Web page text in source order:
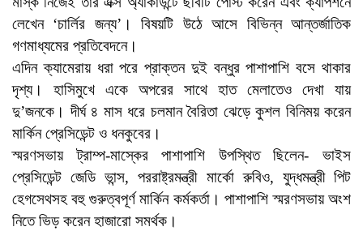
লেখেন ‘চার্লির জন্য’। বিষয়টি উঠে আসে বিভিন্ন আন্তর্জাতিক
গণমাধ্যমের প্রতিবেদনে।
এদিন ক্যামেরায় ধরা পরে প্রাক্তন দুই বন্ধুর পাশাপাশি বসে থাকার
দৃশ্য। হাসিমুখে একে অপরের সাথে হাত মেলাতেও দেখা যায়
দু’জনকে। দীর্ঘ ৪ মাস ধরে চলমান বৈরিতা ঝেড়ে কুশল বিনিময় করেন
মার্কিন প্রেসিডেন্ট ও ধনকুবের।
স্মরণসভায় ট্রাম্প-মাস্কের পাশাপাশি উপস্থিত ছিলেন- ভাইস
প্রেসিডেন্ট জেডি ভান্স, পররাষ্ট্রমন্ত্রী মার্কো রুবিও, যুদ্ধমন্ত্রী পিট
হেগসেথসহ বহু গুরুত্বপূর্ণ মার্কিন কর্মকর্তা। পাশাপাশি স্মরণসভায় অংশ
নিতে ভিড় করেন হাজারো সমর্থক।